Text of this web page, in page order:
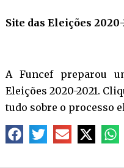
Site das Eleições 2020-
A Funcef preparou
Eleições 2020-2021.
tudo sobre o processo